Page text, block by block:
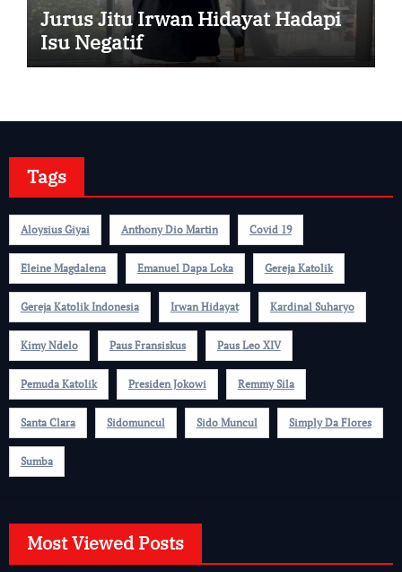
Jurus Jitu Irwan Hidayat Hadapi
Isu Negatif
Tags
Aloysius Giyai Anthony Dio Martin Covid 19
Eleine Magdalena Emanuel Dapa Loka Gereja Katolik
Gereja Katolik Indonesia Irwan Hidayat Kardinal Suharyo
Kimy Ndelo Paus Fransiskus Paus Leo XIV
Pemuda Katolik Presiden Jokowi Remmy Sila
Santa Clara Sidomuncul Sido Muncul Simply Da Flores
Sumba
Most Viewed Posts